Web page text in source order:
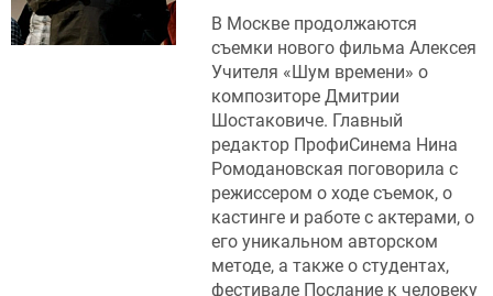
В Москве продолжаются
съемки нового фильма Алексея
Учителя «Шум времени» о
композиторе Дмитрии
Шостаковиче. Главный
редактор ПрофиСинема Нина
Ромодановская поговорила с
режиссером о ходе съемок, о
кастинге и работе с актерами, о
его уникальном авторском
методе, а также о студентах,
фестивале Послание к человеку